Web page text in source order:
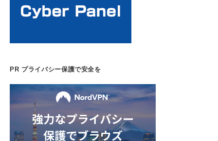
PR プライバシー保護で安全を